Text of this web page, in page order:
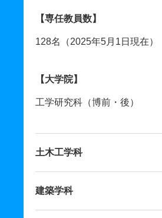
【専任教員数】
128名（2025年5月1日現在）
【大学院】
工学研究科（博前・後）
土木工学科
建築学科